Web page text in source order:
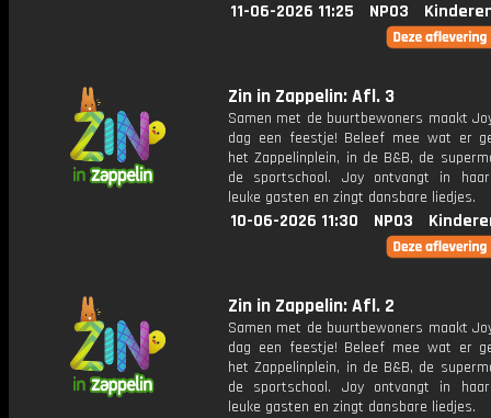
11-06-2026 11:25 NPO3
Zin in Zappelin: Afl. 3
Samen met de buurtbewoners maakt
dag een feestje! Beleef mee wat er
het Zappelinplein, in de B&B, de
de sportschool. Joy ontvangt in
leuke gasten en zingt dansbare liedjes.
10-06-2026 11:30 NPO3
Zin in Zappelin: Afl. 2
Samen met de buurtbewoners maakt
dag een feestje! Beleef mee wat er
het Zappelinplein, in de B&B, de
de sportschool. Joy ontvangt in
leuke gasten en zingt dansbare liedjes.